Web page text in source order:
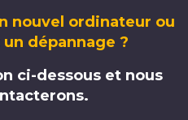
nouvel ordinateur ou
dépannage ?
ci-dessous et nous